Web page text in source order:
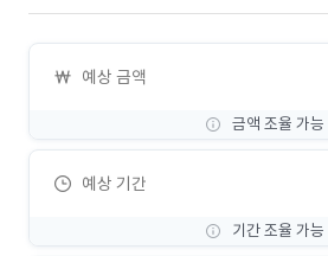
예상 금액
금액 조율 가능
예상 기간
기간 조율 가능